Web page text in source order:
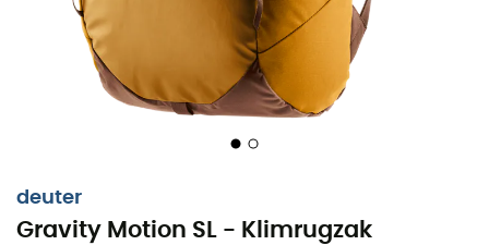
deuter
Gravity Motion SL - Klimrugzak